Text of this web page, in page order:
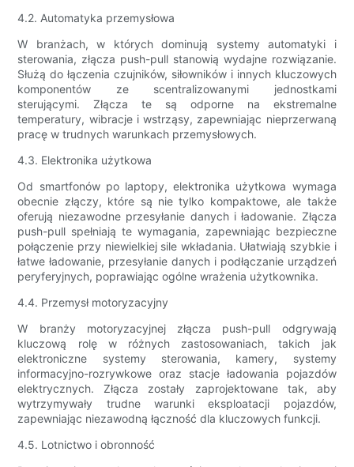
4.2. Automatyka przemysłowa
W branżach, w których dominują systemy automatyki i
sterowania, złącza push-pull stanowią wydajne rozwiązanie.
Służą do łączenia czujników, siłowników i innych kluczowych
komponentów ze scentralizowanymi jednostkami
sterującymi. Złącza te są odporne na ekstremalne
temperatury, wibracje i wstrząsy, zapewniając nieprzerwaną
pracę w trudnych warunkach przemysłowych.
4.3. Elektronika użytkowa
Od smartfonów po laptopy, elektronika użytkowa wymaga
obecnie złączy, które są nie tylko kompaktowe, ale także
oferują niezawodne przesyłanie danych i ładowanie. Złącza
push-pull spełniają te wymagania, zapewniając bezpieczne
połączenie przy niewielkiej sile wkładania. Ułatwiają szybkie i
łatwe ładowanie, przesyłanie danych i podłączanie urządzeń
peryferyjnych, poprawiając ogólne wrażenia użytkownika.
4.4. Przemysł motoryzacyjny
W branży motoryzacyjnej złącza push-pull odgrywają
kluczową rolę w różnych zastosowaniach, takich jak
elektroniczne systemy sterowania, kamery, systemy
informacyjno-rozrywkowe oraz stacje ładowania pojazdów
elektrycznych. Złącza zostały zaprojektowane tak, aby
wytrzymywały trudne warunki eksploatacji pojazdów,
zapewniając niezawodną łączność dla kluczowych funkcji.
4.5. Lotnictwo i obronność